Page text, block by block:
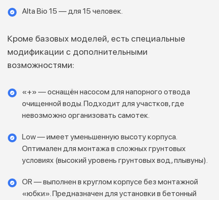
Alta Bio 15 — для 15 человек.
Кроме базовых моделей, есть специальные
модификации с дополнительными
возможностями:
«+» — оснащён насосом для напорного отвода
очищенной воды. Подходит для участков, где
невозможно организовать самотек.
Low — имеет уменьшенную высоту корпуса.
Оптимален для монтажа в сложных грунтовых
условиях (высокий уровень грунтовых вод, плывуны).
OR — выполнен в круглом корпусе без монтажной
«юбки». Предназначен для установки в бетонный